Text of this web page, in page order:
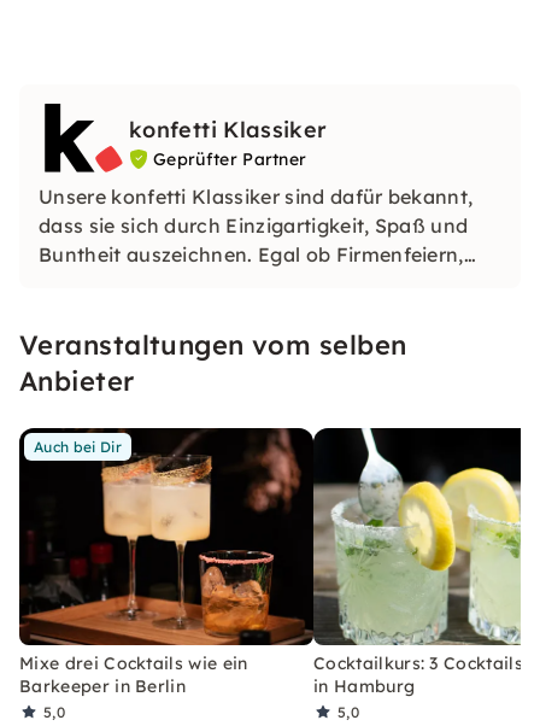
konfetti Klassiker
Geprüfter Partner
Unsere konfetti Klassiker sind dafür bekannt,
dass sie sich durch Einzigartigkeit, Spaß und
Buntheit auszeichnen. Egal ob Firmenfeiern,
erleben, welches Du so schnell nicht vergessen
wirst.
Veranstaltungen vom selben
Anbieter
Auch bei Dir
Mixe drei Cocktails wie ein
Barkeeper in Berlin
5,0
Cocktailkurs: 3 Cocktails
in Hamburg
5,0